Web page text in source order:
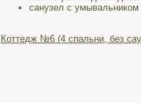
санузел с умывальником
Коттедж №6 (4 спальни, без